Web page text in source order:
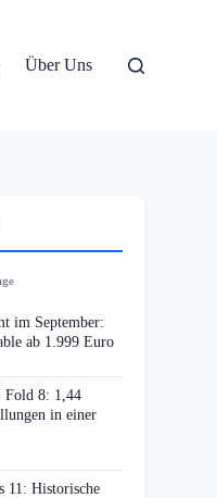
Über Uns
im September:
ab 1.999 Euro
Fold 8: 1,44
in einer
11: Historische